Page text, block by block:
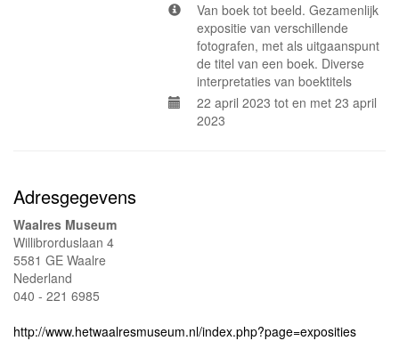
Van boek tot beeld. Gezamenlijk
expositie van verschillende
fotografen, met als uitgaanspunt
de titel van een boek. Diverse
interpretaties van boektitels
22 april 2023 tot en met 23 april
2023
Adresgegevens
Waalres Museum
Willibrorduslaan 4
5581 GE Waalre
Nederland
040 - 221 6985
http://www.hetwaalresmuseum.nl/index.php?page=exposities